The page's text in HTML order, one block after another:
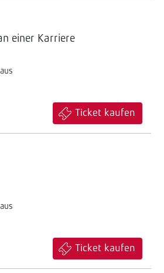
einer Karriere
Ticket kaufen
Ticket kaufen